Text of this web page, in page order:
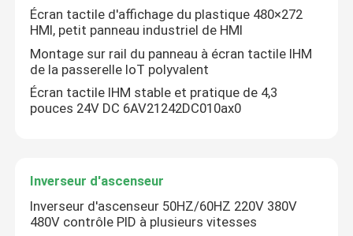
A propos de nous
Visite d'usine
Demande de soumission
Écran tactile d'affichage du plastique 480×272
HMI, petit panneau industriel de HMI
Montage sur rail du panneau à écran tactile IHM
de la passerelle IoT polyvalent
Écran tactile IHM stable et pratique de 4,3
pouces 24V DC 6AV21242DC010ax0
Inverseur d'ascenseur
Inverseur d'ascenseur 50HZ/60HZ 220V 380V
480V contrôle PID à plusieurs vitesses